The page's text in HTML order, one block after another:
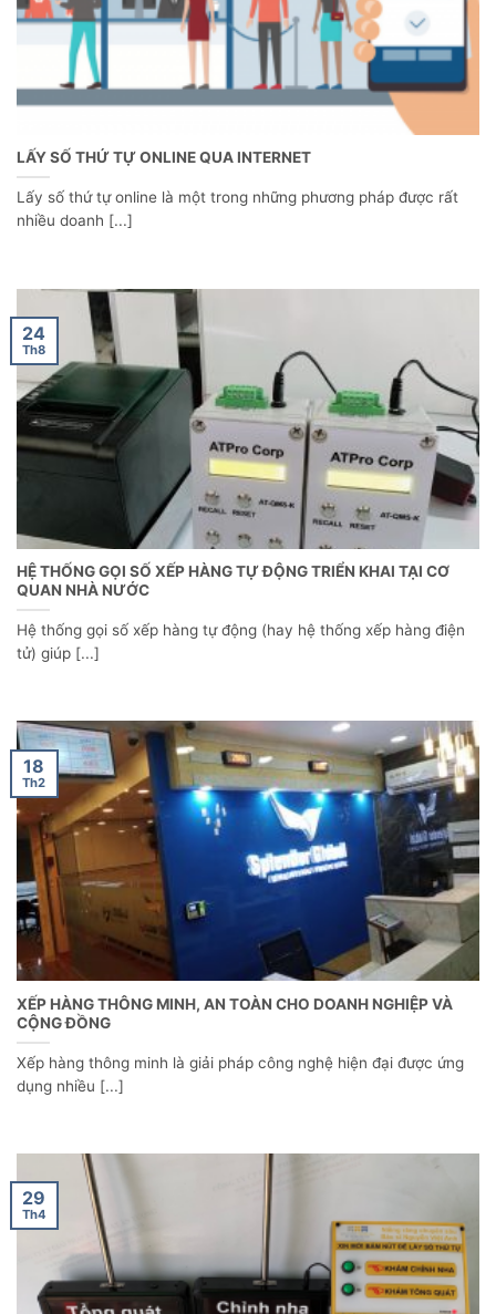
LẤY SỐ THỨ TỰ ONLINE QUA INTERNET
Lấy số thứ tự online là một trong những phương pháp được rất
nhiều doanh [...]
HỆ THỐNG GỌI SỐ XẾP HÀNG TỰ ĐỘNG TRIỂN KHAI TẠI CƠ
QUAN NHÀ NƯỚC
Hệ thống gọi số xếp hàng tự động (hay hệ thống xếp hàng điện
tử) giúp [...]
24
Th8
XẾP HÀNG THÔNG MINH, AN TOÀN CHO DOANH NGHIỆP VÀ
CỘNG ĐỒNG
Xếp hàng thông minh là giải pháp công nghệ hiện đại được ứng
dụng nhiều [...]
18
Th2
29
Th4